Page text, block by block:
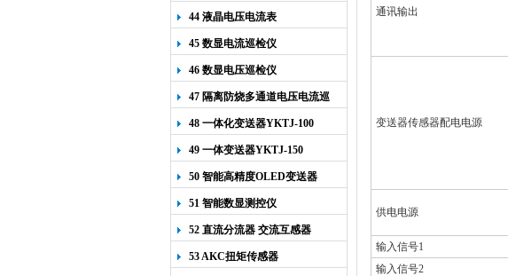
44 液晶电压电流表
45 数显电流巡检仪
46 数显电压巡检仪
47 隔离防烧多通道电压电流巡
检仪
48 一体化变送器YKTJ-100
49 一体变送器YKTJ-150
50 智能高精度OLED变送器
YK-218
51 智能数显测控仪
52 直流分流器 交流互感器
53 AKC扭矩传感器
通讯输出
变送器传感器配电电源
供电电源
输入信号1
输入信号2